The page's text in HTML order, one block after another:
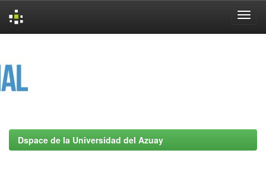
Dspace de la Universidad del Azuay